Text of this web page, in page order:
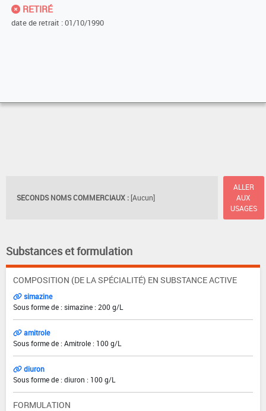
RETIRÉ
date de retrait : 01/10/1990
SECONDS NOMS COMMERCIAUX : [Aucun]
ALLER
AUX
USAGES
Substances et formulation
COMPOSITION (DE LA SPÉCIALITÉ) EN SUBSTANCE ACTIVE
simazine
Sous forme de : simazine : 200 g/L
amitrole
Sous forme de : Amitrole : 100 g/L
diuron
Sous forme de : diuron : 100 g/L
FORMULATION